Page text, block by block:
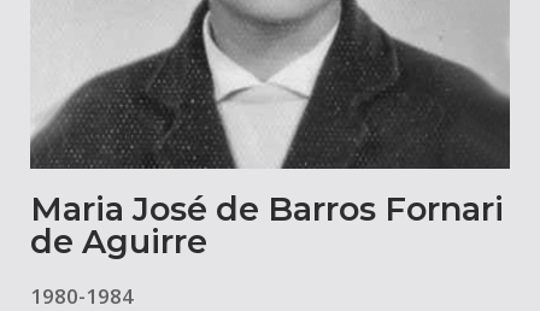
Maria José de Barros Fornari
de Aguirre
1980-1984